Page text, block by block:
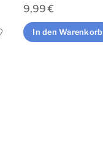
9,99 €
In den Warenkorb